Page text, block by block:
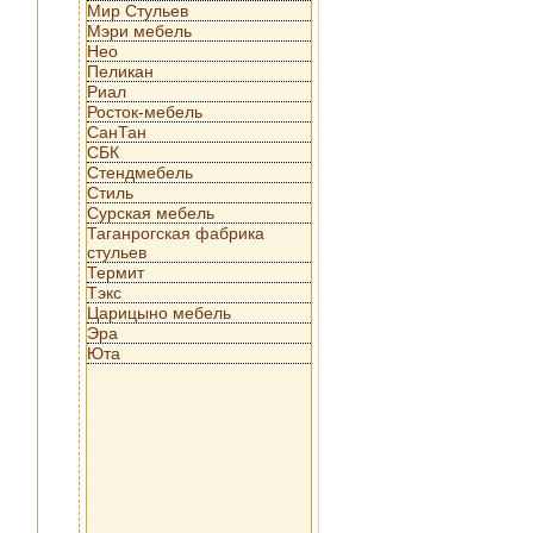
Мир Стульев
Мэри мебель
Нео
Пеликан
Риал
Росток-мебель
СанТан
СБК
Стендмебель
Стиль
Сурская мебель
Таганрогская фабрика
стульев
Термит
Тэкс
Царицыно мебель
Эра
Юта